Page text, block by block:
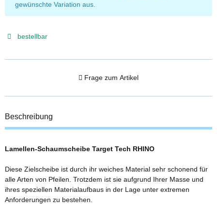
gewünschte Variation aus.
bestellbar
Frage zum Artikel
Beschreibung
Lamellen-Schaumscheibe Target Tech RHINO
Diese Zielscheibe ist durch ihr weiches Material sehr schonend für
alle Arten von Pfeilen. Trotzdem ist sie aufgrund Ihrer Masse und
ihres speziellen Materialaufbaus in der Lage unter extremen
Anforderungen zu bestehen.